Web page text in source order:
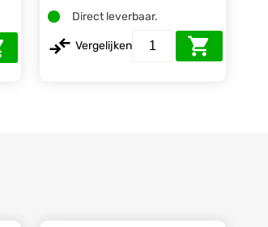
Direct leverbaar.
Vergelijken